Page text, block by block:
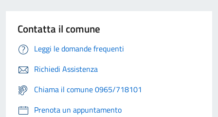
Contatta il comune
Leggi le domande frequenti
Richiedi Assistenza
Chiama il comune 0965/718101
Prenota un appuntamento